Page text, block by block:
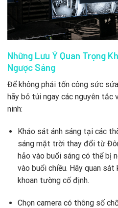
Những Lưu Ý Quan Trọng
Ngược Sáng
Để không phải tốn công sức
hãy bỏ túi ngay các nguyên tắc
ninh:
Khảo sát ánh sáng tại các
sáng mặt trời thay đổi từ
hảo vào buổi sáng có thể bị
vào buổi chiều. Hãy quan
khoan tường cố định.
Chọn camera có thông số